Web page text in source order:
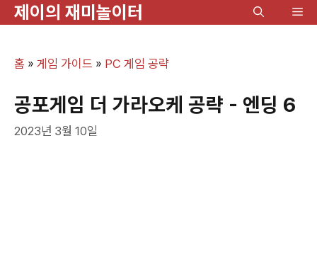
제이의 재미놀이터
메
홈 » 게임 가이드 » PC 게임 공략
공포게임 더 가라오케 공략 - 엔딩 6
2023년 3월 10일